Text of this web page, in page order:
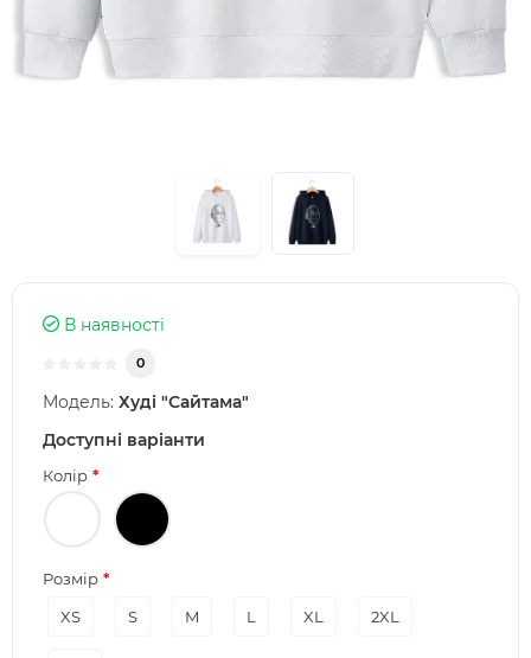
В наявності
0
Модель: Худі "Сайтама"
Доступні варіанти
Колір
Розмір
XS
S M L XL 2XL